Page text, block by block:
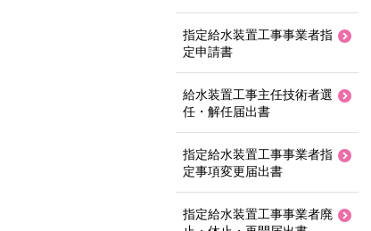
指定給水装置工事事業者指
定申請書
給水装置工事主任技術者選
任・解任届出書
指定給水装置工事事業者指
定事項変更届出書
指定給水装置工事事業者廃